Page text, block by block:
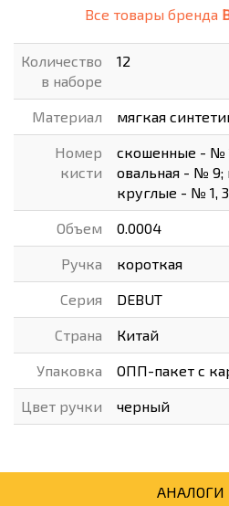
Все товары бренда
Количество
в наборе
12
Материал мягкая
Номер
кисти
скошенные - №
овальная - № 9;
круглые - № 1,
Объем 0.0004
Ручка короткая
Серия DEBUT
Страна Китай
Упаковка ОПП-пакет с
Цвет ручки черный
АНАЛОГИ